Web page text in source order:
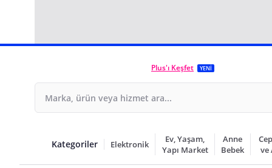
Plus'ı Keşfet YENİ
Kategoriler Elektronik
Ev, Yaşam,
Yapı Market
Anne
Bebek
ve